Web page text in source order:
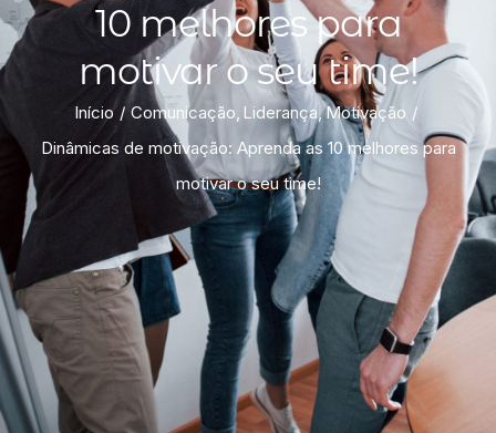
10 melhores para
motivar o seu time!
Início Comunicação Liderança Motivação
Dinâmicas de motivação: Aprenda as 10 melhores para
motivar o seu time!